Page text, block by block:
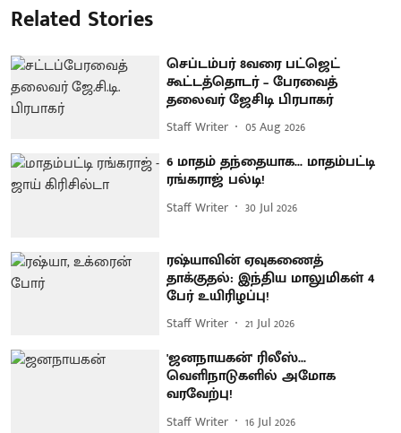
Related Stories
செப்டம்பர் 8வரை பட்ஜெட்
கூட்டத்தொடர் – பேரவைத்
தலைவர் ஜேசிடி பிரபாகர்
Staff Writer 05 Aug 2026
6 மாதம் தந்தையாக... மாதம்பட்டி
ரங்கராஜ் பல்டி!
Staff Writer 30 Jul 2026
ரஷ்யாவின் ஏவுகணைத்
தாக்குதல்: இந்திய மாலுமிகள் 4
பேர் உயிரிழப்பு!
Staff Writer 21 Jul 2026
'ஜனநாயகன்' ரிலீஸ்...
வெளிநாடுகளில் அமோக
வரவேற்பு!
Staff Writer 16 Jul 2026